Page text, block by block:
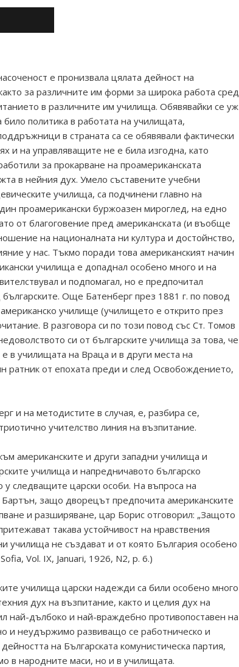
е пронизвала цялата дейност на
за различните им форми за широка работа сред
в различните им училища. Обявявайки се уж
политика в работата на училищата,
в страната са се обявявали фактически
и на управляващите не е била изгодна, като
за прокарване на проамериканската
в нейния дух. Умело съставените учебни
училища, са подчинени главно на
проамерикански буржоазен мироглед, на едно
от благоговение пред американската (и въобще
на националната ни култура и достойнство,
у нас. Тъкмо поради това американският начин
училища е допаднал особено много и на
и подпомагал, но е предпочитал
Още Батенберг през 1881 г. по повод
училище (училището е открито през
В разговора си по този повод със Ст. Томов
си от българските училища за това, че
е в училищата на Враца и в други места на
ратник от епохата преди и след Освобождението,
и на методистите в случая, е, разбира се,
учителство линия на възпитание.
американските и други западни училища и
училища и напредничавото българско
следващите царски особи. На въпроса на
защо дворецът предпочита американските
и разширяване, цар Борис отговорил: „Защото
такава устойчивост на нравствения
училища не създават и от която България особено
Vol. IX, Januari, 1926, N2, p. 6.)
училища царски надежди са били особено много
дух на възпитание, както и целия дух на
най-дълбоко и най-враждебно противопоставен на
и неудържимо развиващо се работническо и
на Българската комунистическа партия,
в народните маси, но и в училищата.